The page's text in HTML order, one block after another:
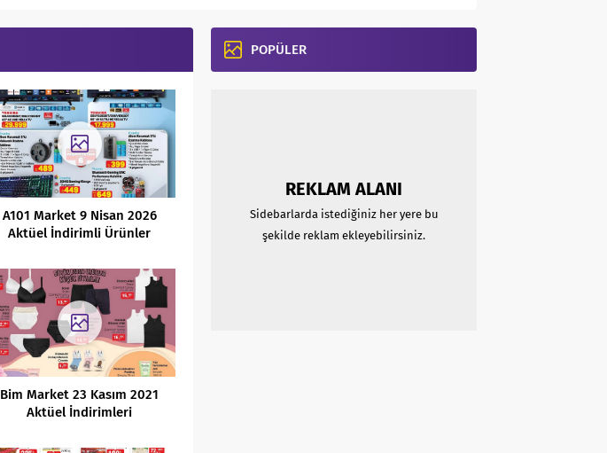
A101 Market 9 Nisan 2026
Aktüel İndirimli Ürünler
Bim Market 23 Kasım 2021
Aktüel İndirimleri
POPÜLER
REKLAM ALANI
Sidebarlarda istediğiniz her yere bu
şekilde reklam ekleyebilirsiniz.